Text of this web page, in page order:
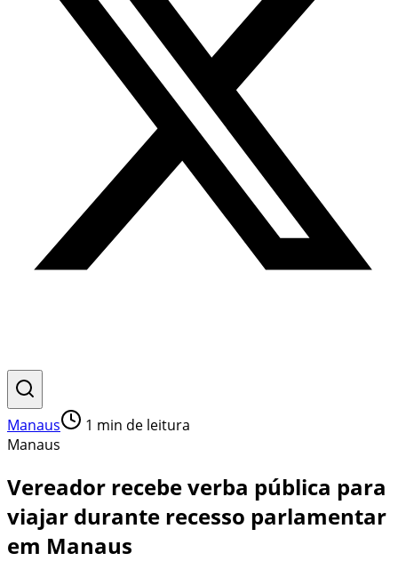
Manaus 1 min de leitura
Manaus
Vereador recebe verba pública para
viajar durante recesso parlamentar
em Manaus